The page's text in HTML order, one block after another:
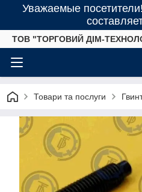
Уважаемые
ТОВ "ТОРГОВИЙ ДІМ-
Товари та послуги